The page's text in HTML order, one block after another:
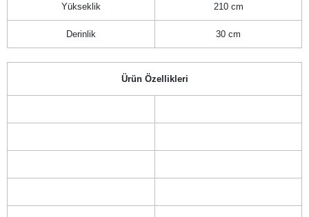
Yükseklik 210 cm
Derinlik 30 cm
Ürün Özellikleri